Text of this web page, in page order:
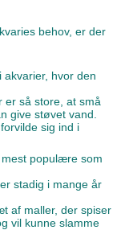
behov, er der
akvarier, hvor den
er så store, at små
give støvet vand.
sig ind i
populære som
stadig i mange år
af maller, der spiser
vil kunne slamme